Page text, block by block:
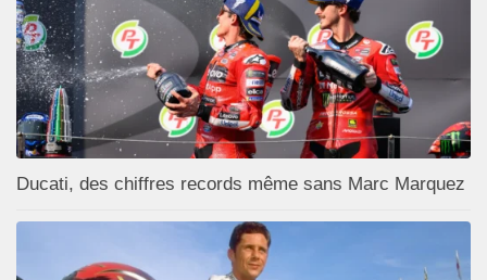
Ducati, des chiffres records même sans Marc Marquez